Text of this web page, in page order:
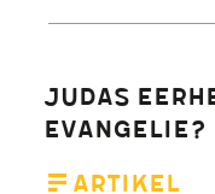
Judas
evangelie?
Artikel